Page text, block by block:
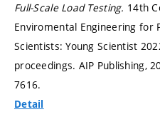
Full-Scale Load Testing. 14th
Enviromental Engineering for
Scientists: Young Scientist
proceedings. AIP Publishing,
7616.
Detail